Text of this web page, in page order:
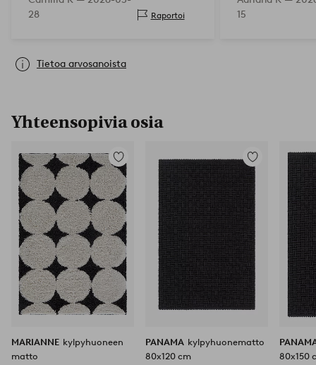
28
Raportoi
15
Tietoa arvosanoista
Yhteensopivia osia
Lisää
suosikkeihin
MARIANNE kylpyhuoneen
matto
Lisää
suosikkeihin
PANAMA kylpyhuonematto
80x120 cm
80x150